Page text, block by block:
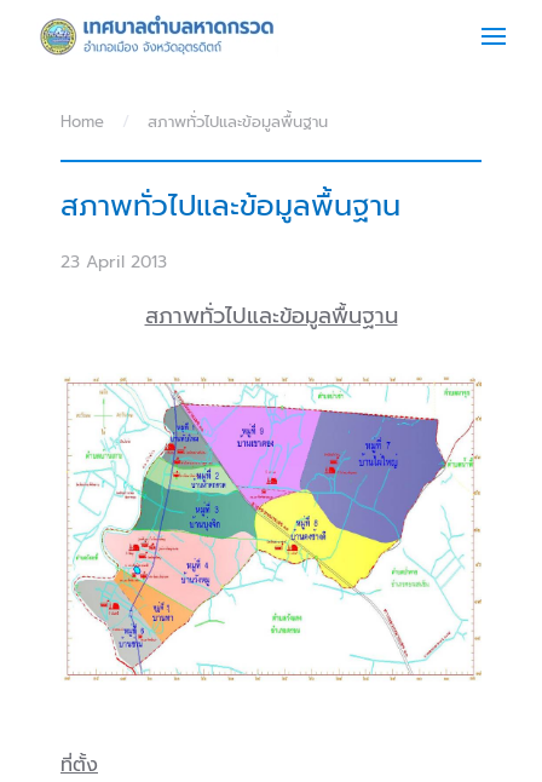
Skip to main content
Home สภาพทั่วไปและข้อมูลพื้นฐาน
สภาพทั่วไปและข้อมูลพื้นฐาน
23 April 2013
สภาพทั่วไปและข้อมูลพื้นฐาน
ที่ตั้ง